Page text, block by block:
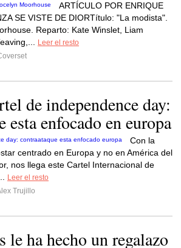
ARTÍCULO POR ENRIQUE
SE VISTE DE DIORTítulo: "La modista".
Reparto: Kate Winslet, Liam
Leer el resto
de independence day:
esta enfocado en europa
Con la
centrado en Europa y no en América del
nos llega este Cartel Internacional de
Leer el resto
Trujillo
ha hecho un regalazo